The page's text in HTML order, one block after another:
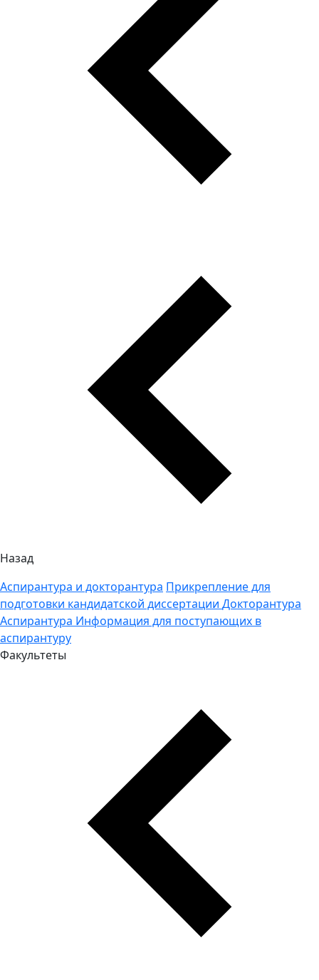
Назад
Аспирантура и докторантура Прикрепление для
подготовки кандидатской диссертации Докторантура
Аспирантура Информация для поступающих в
аспирантуру
Факультеты